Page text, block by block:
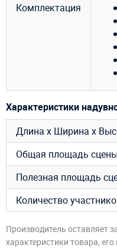
Комплектация
Характеристики
Длина х Ширина х
Общая площадь
Полезная площадь
Количество
Производитель оставляет
характеристики товара,